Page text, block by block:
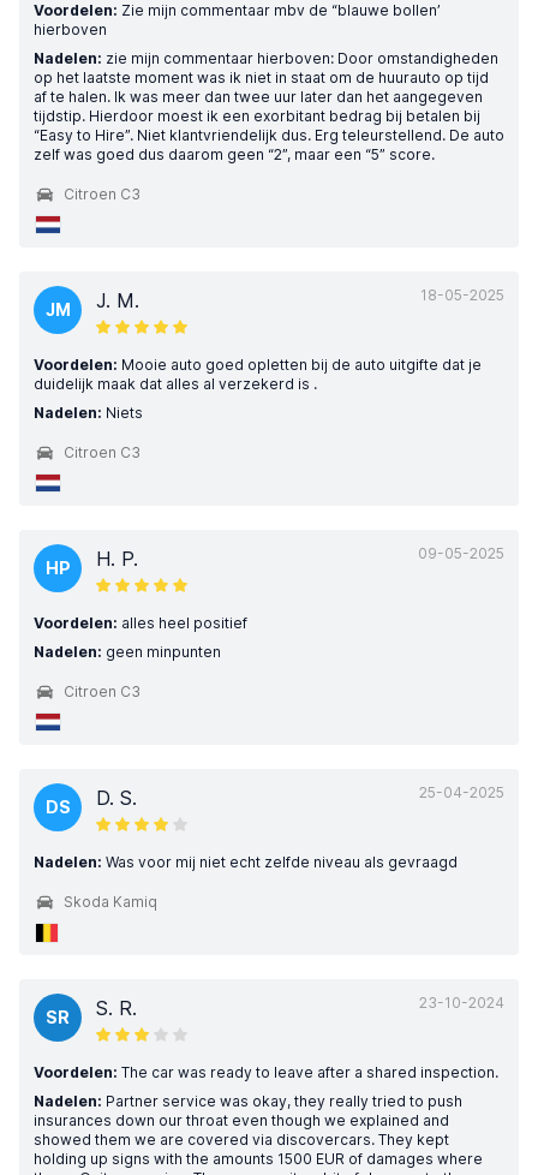
Voordelen: Zie mijn commentaar mbv de “blauwe bollen’
hierboven
Nadelen: zie mijn commentaar hierboven: Door omstandigheden
op het laatste moment was ik niet in staat om de huurauto op tijd
af te halen. Ik was meer dan twee uur later dan het aangegeven
tijdstip. Hierdoor moest ik een exorbitant bedrag bij betalen bij
“Easy to Hire”. Niet klantvriendelijk dus. Erg teleurstellend. De auto
zelf was goed dus daarom geen “2”, maar een “5” score.
Citroen C3
18-05-2025
JM J. M.
Voordelen: Mooie auto goed opletten bij de auto uitgifte dat je
duidelijk maak dat alles al verzekerd is .
Nadelen: Niets
Citroen C3
09-05-2025
HP H. P.
Voordelen: alles heel positief
Nadelen: geen minpunten
Citroen C3
25-04-2025
DS D. S.
Nadelen: Was voor mij niet echt zelfde niveau als gevraagd
Skoda Kamiq
23-10-2024
SR S. R.
Voordelen: The car was ready to leave after a shared inspection.
Nadelen: Partner service was okay, they really tried to push
insurances down our throat even though we explained and
showed them we are covered via discovercars. They kept
holding up signs with the amounts 1500 EUR of damages where